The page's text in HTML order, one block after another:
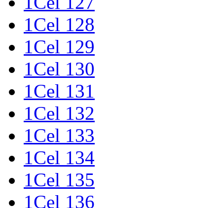
1Cel 128
1Cel 129
1Cel 130
1Cel 131
1Cel 132
1Cel 133
1Cel 134
1Cel 135
1Cel 136